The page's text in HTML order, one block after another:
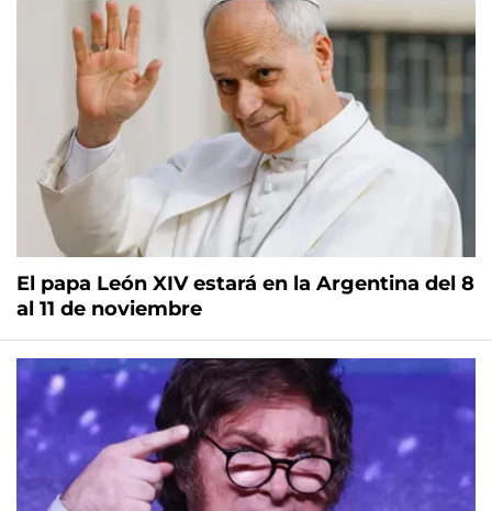
El papa León XIV estará en la Argentina del 8
al 11 de noviembre